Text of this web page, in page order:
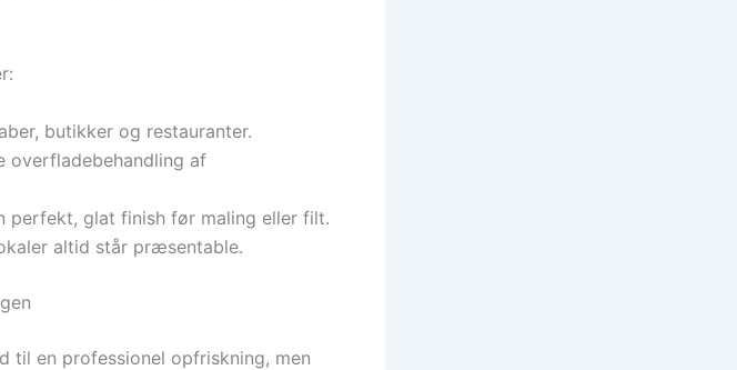
butikker og restauranter.
overfladebehandling af
glat finish før maling eller filt.
altid står præsentable.
til en professionel opfriskning, men